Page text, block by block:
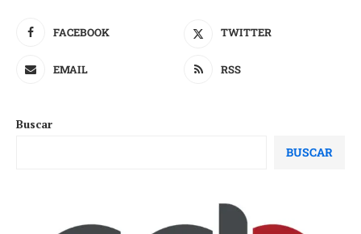
FACEBOOK TWITTER
EMAIL RSS
Buscar
BUSCAR